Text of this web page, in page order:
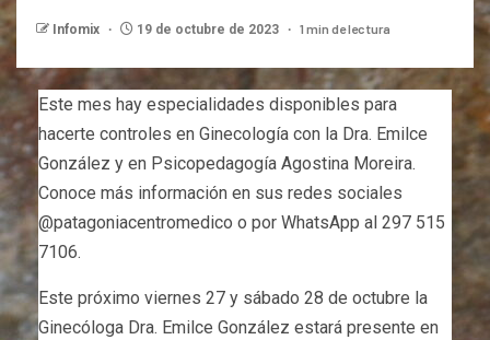
Infomix 19 de octubre de 2023 1 min de lectura
Este mes hay especialidades disponibles para
hacerte controles en Ginecología con la Dra. Emilce
González y en Psicopedagogía Agostina Moreira.
Conoce más información en sus redes sociales
@patagoniacentromedico o por WhatsApp al 297 515
7106.
Este próximo viernes 27 y sábado 28 de octubre la
Ginecóloga Dra. Emilce González estará presente en